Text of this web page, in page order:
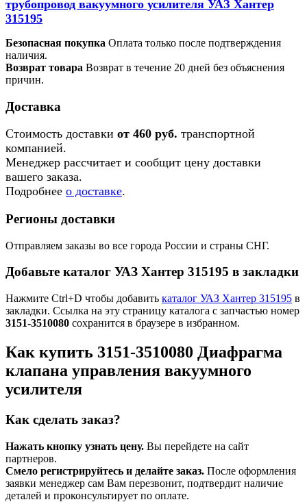
трубопровод вакуумного усилителя УАЗ Хантер
315195
Безопасная покупка Оплата только после подтверждения
наличия.
Возврат товара Возврат в течение 20 дней без объяснения
причин.
Доставка
Стоимость доставки от 460 руб. транспортной
компанией.
Менеджер рассчитает и сообщит цену доставки
вашего заказа.
Подробнее о доставке.
Регионы доставки
Отправляем заказы во все города России и страны СНГ.
Добавьте каталог УАЗ Хантер 315195 в закладки
Нажмите Ctrl+D чтобы добавить каталог УАЗ Хантер 315195 в
закладки. Ссылка на эту страницу каталога с запчастью номер
3151-3510080 сохранится в браузере в избранном.
Как купить 3151-3510080 Диафрагма
клапана управления вакуумного
усилителя
Как сделать заказ?
Нажать кнопку узнать цену. Вы перейдете на сайт
партнеров.
Смело регистрируйтесь и делайте заказ. После оформления
заявки менеджер сам Вам перезвонит, подтвердит наличие
деталей и проконсультирует по оплате.